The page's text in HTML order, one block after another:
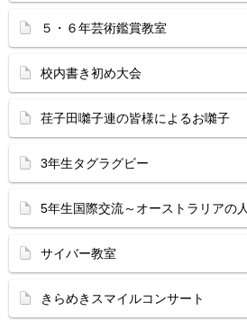
５・６年芸術鑑賞教室
校内書き初め大会
荏子田囃子連の皆様によるお囃子
3年生タグラグビー
5年生国際交流～オーストラリアの
サイバー教室
きらめきスマイルコンサート